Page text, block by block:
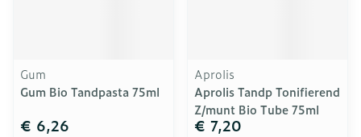
Gum
Gum Bio Tandpasta 75ml
€ 6,26
Aprolis
Aprolis Tandp Tonifierend
Z/munt Bio Tube 75ml
€ 7,20